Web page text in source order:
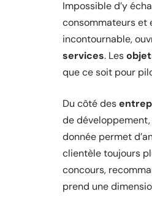
Impossible d’y
consommateurs et
incontournable,
services. Les
que ce soit pour
Du côté des
de
donnée permet
clientèle toujours
concours,
prend une